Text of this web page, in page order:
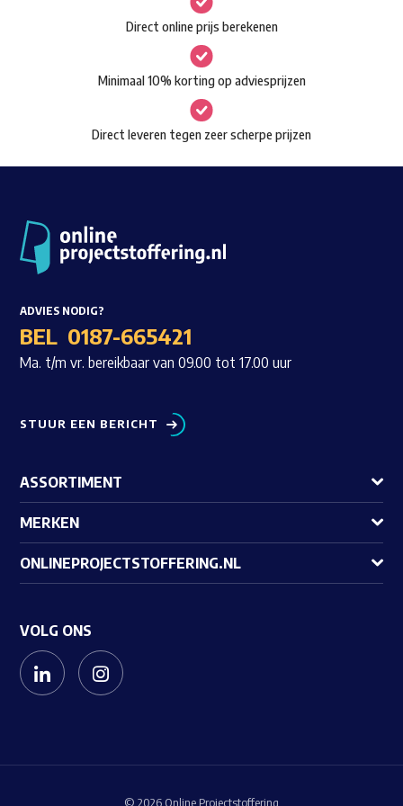
kan
gekozen
worden
op
de
productpagina
Direct online prijs berekenen
Minimaal 10% korting op adviesprijzen
Direct leveren tegen zeer scherpe prijzen
ADVIES NODIG?
BEL 0187-665421
Ma. t/m vr. bereikbaar van 09.00 tot 17.00 uur
STUUR EEN BERICHT
ASSORTIMENT
MERKEN
ONLINEPROJECTSTOFFERING.NL
VOLG ONS
© 2026 Online Projectstoffering